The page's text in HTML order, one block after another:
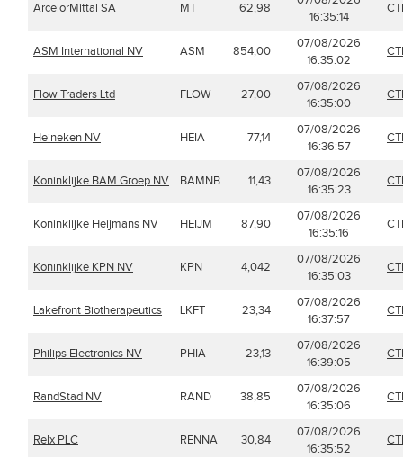
ArcelorMittal SA MT 62,98
16:35:14
ASM International NV ASM 854,00
07/08/2026
16:35:02
Flow Traders Ltd FLOW 27,00
07/08/2026
16:35:00
Heineken NV HEIA 77,14
07/08/2026
16:36:57
Koninklijke BAM Groep NV BAMNB 11,43
07/08/2026
16:35:23
Koninklijke Heijmans NV HEIJM 87,90
07/08/2026
16:35:16
Koninklijke KPN NV KPN 4,042
07/08/2026
16:35:03
Lakefront Biotherapeutics LKFT 23,34
07/08/2026
16:37:57
Philips Electronics NV PHIA 23,13
07/08/2026
16:39:05
RandStad NV RAND 38,85
07/08/2026
16:35:06
Relx PLC RENNA 30,84
07/08/2026
16:35:52